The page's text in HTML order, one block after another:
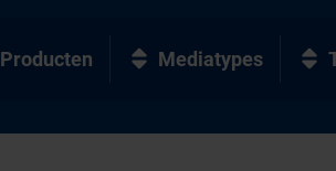
Producten Mediatypes